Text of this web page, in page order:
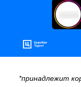
*принадлежит